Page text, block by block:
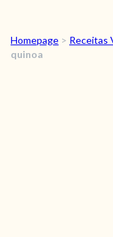
Homepage > Receitas
quinoa